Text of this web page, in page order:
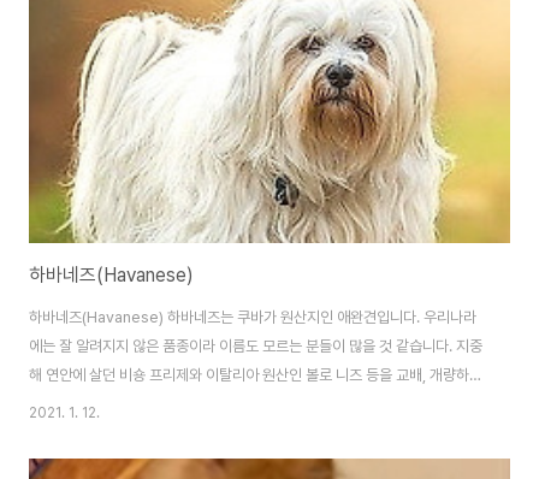
였으며, 1983년 12월 6일에 주식회사 이글케미칼 법인으로 전환되었습니다.
동사는 동물약품 제조, 판매를 영위하며 부동산 임대업과 통신판매업, 전자상
거래 등의 사업도 함께 진행하고..
하바네즈(Havanese)
하바네즈(Havanese) 하바네즈는 쿠바가 원산지인 애완견입니다. 우리나라
에는 잘 알려지지 않은 품종이라 이름도 모르는 분들이 많을 것 같습니다. 지중
해 연안에 살던 비숑 프리제와 이탈리아 원산인 볼로 니즈 등을 교배, 개량하여
탄생시킨 견종으로 알려져 있습니다. 쿠파의 귀족견 출신인 견종입니다. 심부
족들이 애완견으로 길러졌습니다. 우리나라에서는 하바네스, 하바네제, 허 비
2021. 1. 12.